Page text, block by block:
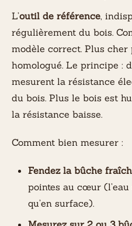
L’outil de référence,
régulièrement du bois.
modèle correct. Plus
homologué. Le principe :
mesurent la résistance
du bois. Plus le bois est
la résistance baisse.
Comment bien mesurer :
Fendez la bûche
pointes au cœur
qu’en surface).